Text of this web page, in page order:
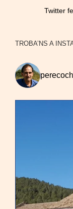
Twitter
TROBA’NS A
perecoch